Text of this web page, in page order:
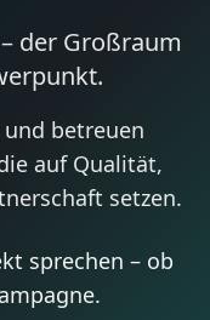
der Großraum
betreuen
auf Qualität,
setzen.
sprechen – ob